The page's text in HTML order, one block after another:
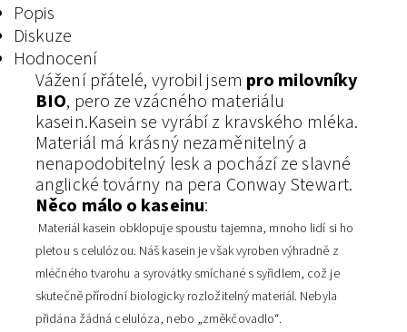
Popis
Diskuze
Hodnocení
Vážení přátelé, vyrobil jsem pro milovníky
BIO, pero ze vzácného materiálu
kasein.Kasein se vyrábí z kravského mléka.
Materiál má krásný nezaměnitelný a
nenapodobitelný lesk a pochází ze slavné
anglické továrny na pera Conway Stewart.
Něco málo o kaseinu:
Materiál kasein obklopuje spoustu tajemna, mnoho lidí si ho
pletou s celulózou. Náš kasein je však vyroben výhradně z
mléčného tvarohu a syrovátky smíchané s syřidlem, což je
skutečně přírodní biologicky rozložitelný materiál. Nebyla
přidána žádná celulóza, nebo „změkčovadlo“.